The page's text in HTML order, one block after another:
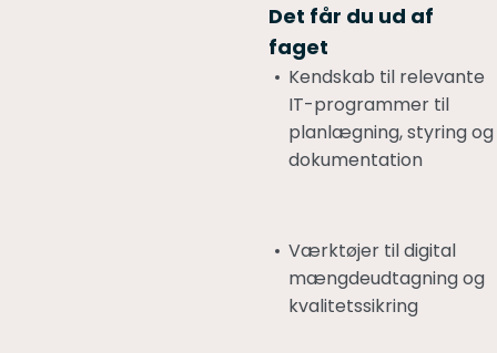
Det får du ud af
faget
Kendskab til relevante
IT-programmer til
planlægning, styring og
dokumentation
Værktøjer til digital
mængdeudtagning og
kvalitetssikring